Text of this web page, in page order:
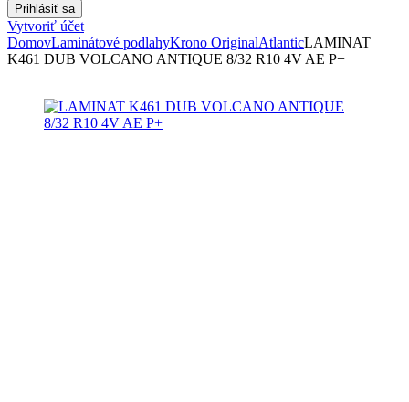
Vytvoriť účet
DomovLaminátové podlahyKrono OriginalAtlanticLAMINAT
K461 DUB VOLCANO ANTIQUE 8/32 R10 4V AE P+